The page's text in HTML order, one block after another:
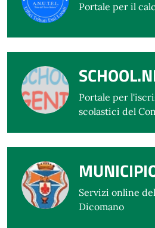
Portale per il
Portale per
scolastici del
Servizi online
Dicomano